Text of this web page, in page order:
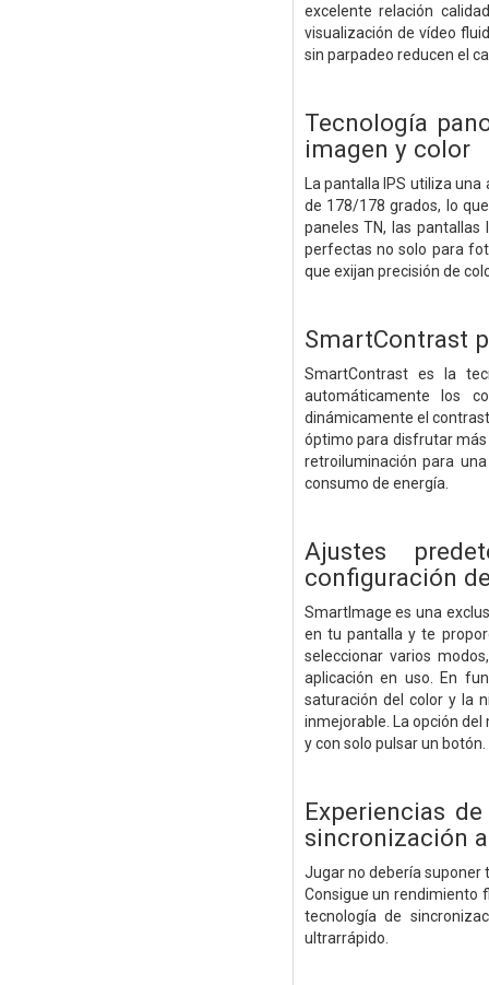
excelente relación
visualización de vídeo
sin parpadeo reducen el
Tecnología
imagen y color
La pantalla IPS utiliza
de 178/178 grados, lo
paneles TN, las
perfectas no solo para
que exijan precisión de
SmartContrast
SmartContrast es la
automáticamente los
dinámicamente el
óptimo para disfrutar
retroiluminación para
consumo de energía.
Ajustes
configuración
SmartImage es una
en tu pantalla y te
seleccionar varios
aplicación en uso. En
saturación del color y la
inmejorable. La opción
y con solo pulsar un botón.
Experiencias
sincronización
Jugar no debería
Consigue un rendimiento
tecnología de
ultrarrápido.